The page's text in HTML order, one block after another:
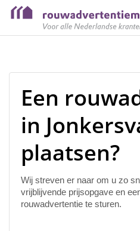
Een
in
plaatsen?
Wij streven er naar om u zo
vrijblijvende prijsopgave en
rouwadvertentie te sturen.